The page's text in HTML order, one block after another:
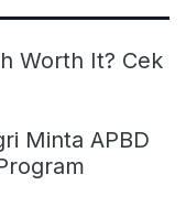
Worth It? Cek
Minta APBD